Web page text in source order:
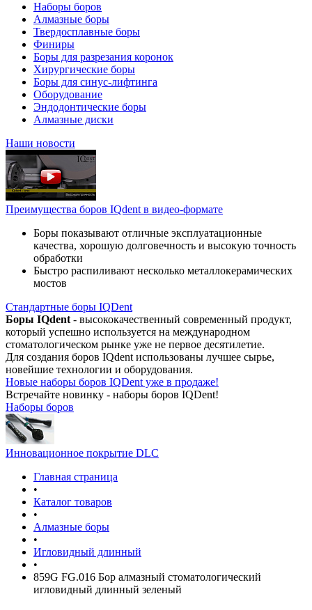
Наборы боров
Алмазные боры
Твердосплавные боры
Финиры
Боры для разрезания коронок
Хирургические боры
Боры для синус-лифтинга
Оборудование
Эндодонтические боры
Алмазные диски
Наши новости
Преимущества боров IQdent в видео-формате
Боры показывают отличные эксплуатационные
качества, хорошую долговечность и высокую точность
обработки
Быстро распиливают несколько металлокерамических
мостов
Стандартные боры IQDent
Боры IQdent - высококачественный современный продукт,
который успешно используется на международном
стоматологическом рынке уже не первое десятилетие.
Для создания боров IQdent использованы лучшее сырье,
новейшие технологии и оборудования.
Новые наборы боров IQDent уже в продаже!
Встречайте новинку - наборы боров IQDent!
Наборы боров
Инновационное покрытие DLC
Главная страница
•
Каталог товаров
•
Алмазные боры
•
Игловидный длинный
•
859G FG.016 Бор алмазный стоматологический
игловидный длинный зеленый